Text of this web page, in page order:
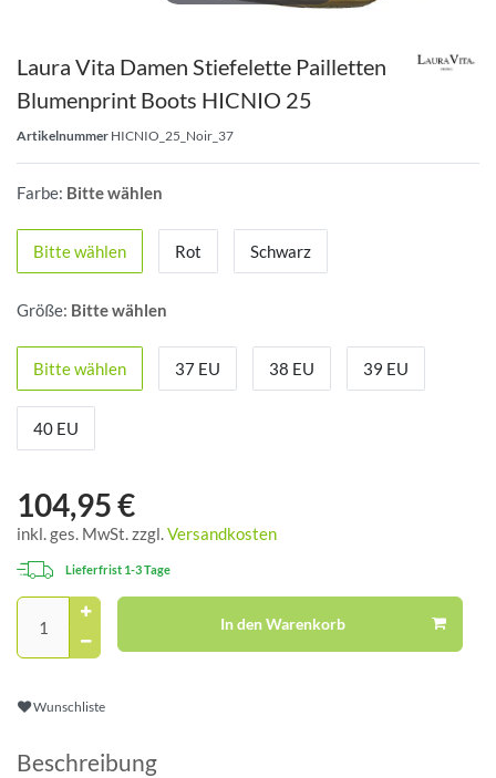
Laura Vita Damen Stiefelette Pailletten
Blumenprint Boots HICNIO 25
Artikelnummer HICNIO_25_Noir_37
Farbe: Bitte wählen
Bitte wählen Rot Schwarz
Größe: Bitte wählen
Bitte wählen 37 EU 38 EU 39 EU
40 EU
104,95 €
inkl. ges. MwSt. zzgl.Versandkosten
Lieferfrist 1-3 Tage
In den Warenkorb
Wunschliste
Beschreibung